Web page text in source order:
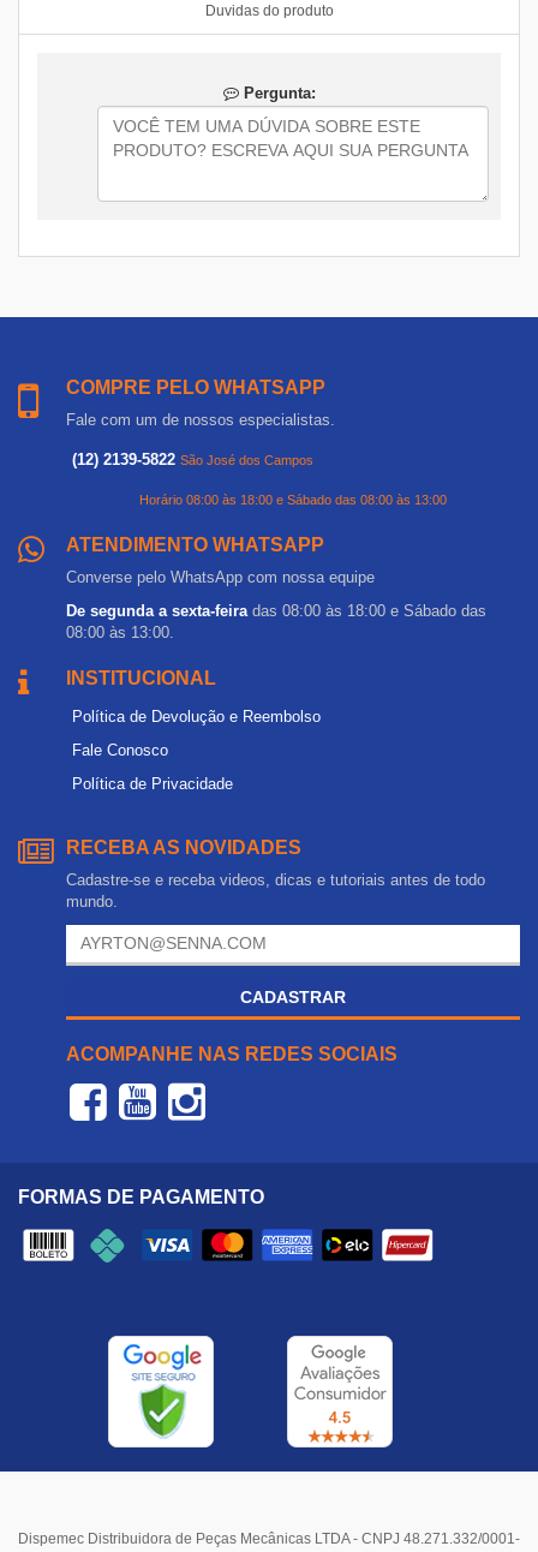
Duvidas do produto
Pergunta:
COMPRE PELO WHATSAPP
Fale com um de nossos especialistas.
(12) 2139-5822 São José dos Campos
Horário 08:00 às 18:00 e Sábado das 08:00 às 13:00
ATENDIMENTO WHATSAPP
Converse pelo WhatsApp com nossa equipe
De segunda a sexta-feira das 08:00 às 18:00 e Sábado das
08:00 às 13:00.
INSTITUCIONAL
Política de Devolução e Reembolso
Fale Conosco
Política de Privacidade
RECEBA AS NOVIDADES
Cadastre-se e receba videos, dicas e tutoriais antes de todo
mundo.
CADASTRAR
ACOMPANHE NAS REDES SOCIAIS
FORMAS DE PAGAMENTO
Dispemec Distribuidora de Peças Mecânicas LTDA - CNPJ 48.271.332/0001-